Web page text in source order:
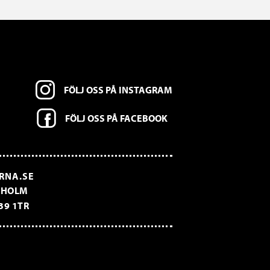
FÖLJ OSS PÅ INSTAGRAM
FÖLJ OSS PÅ FACEBOOK
1TR